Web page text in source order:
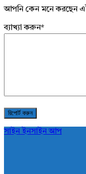
আপনি কেন মনে করছেন এই
ব্যাখ্যা করুন*
সাইন ইনসাইন আপ